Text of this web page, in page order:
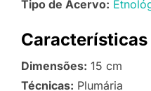
Tipo de Acervo:
Características
Dimensões: 15 cm
Técnicas: Plumária